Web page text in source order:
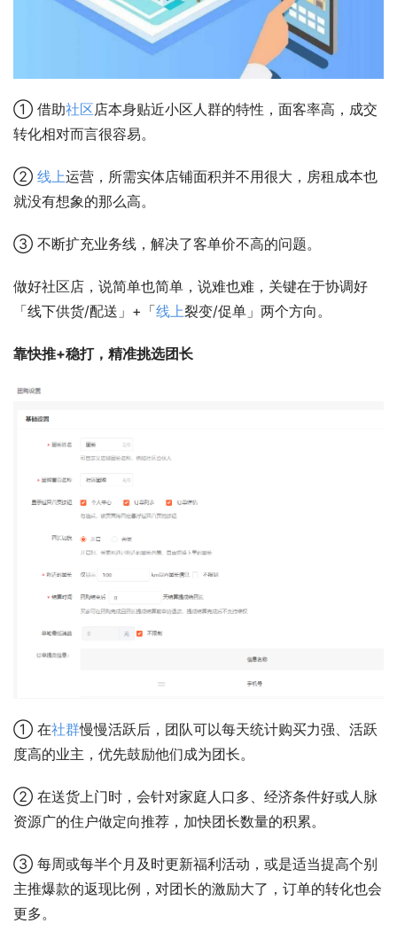
① 借助社区店本身贴近小区人群的特性，面客率高，成交
转化相对而言很容易。
② 线上运营，所需实体店铺面积并不用很大，房租成本也
就没有想象的那么高。
③ 不断扩充业务线，解决了客单价不高的问题。
做好社区店，说简单也简单，说难也难，关键在于协调好
「线下供货/配送」+「线上裂变/促单」两个方向。
靠快推+稳打，精准挑选团长
① 在社群慢慢活跃后，团队可以每天统计购买力强、活跃
度高的业主，优先鼓励他们成为团长。
② 在送货上门时，会针对家庭人口多、经济条件好或人脉
资源广的住户做定向推荐，加快团长数量的积累。
③ 每周或每半个月及时更新福利活动，或是适当提高个别
主推爆款的返现比例，对团长的激励大了，订单的转化也会
更多。